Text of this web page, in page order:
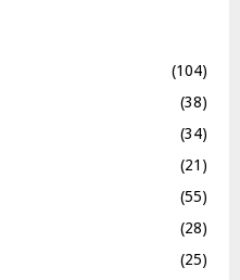
(104)
(38)
(34)
(21)
(55)
(28)
(25)